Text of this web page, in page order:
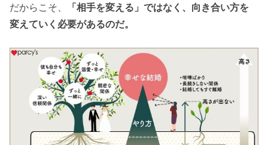
だからこそ、
「相手を変える」ではなく、向き合い方を
変えていく必要があるのだ。